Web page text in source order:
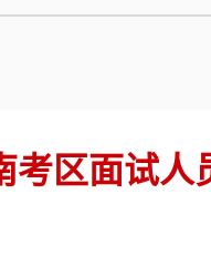
考区面试人